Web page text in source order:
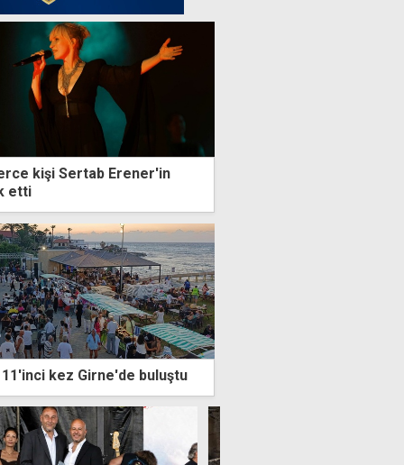
kişi Sertab Erener'in
etti
kez Girne'de buluştu